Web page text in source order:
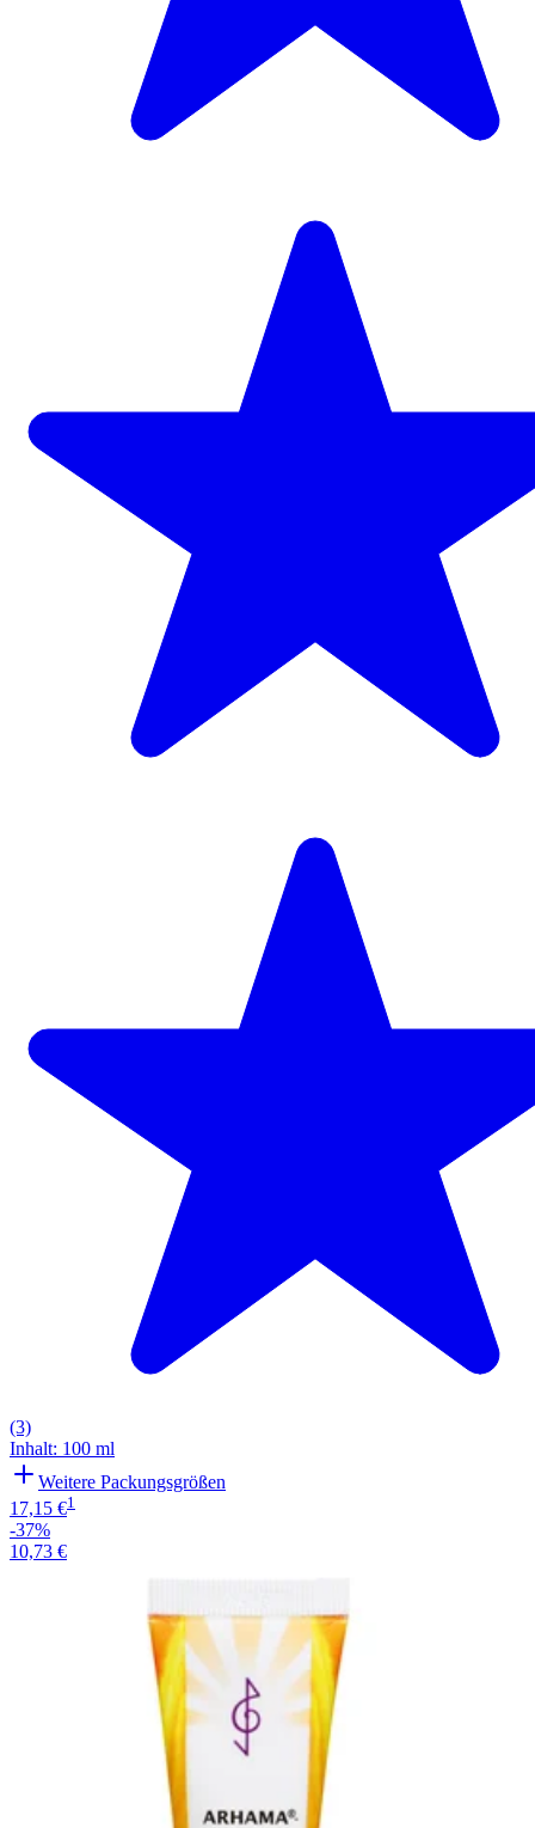
(3)
Inhalt: 100 ml
Weitere Packungsgrößen
17,15 €1
-37%
10,73 €